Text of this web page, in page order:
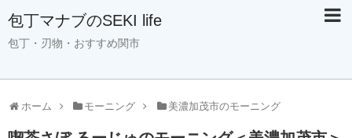
包丁マナブのSEKI life
包丁・刃物・おすすめ関市
ホーム モーニング 美濃加茂市のモーニング